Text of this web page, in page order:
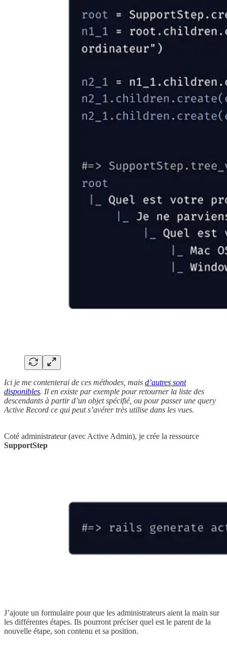
Ici je me contenterai de ces méthodes, mais d’autres sont
disponibles. Il en existe par exemple pour retourner la liste des
descendants à partir d’un objet spécifié, ou pour passer une query
Active Record ce qui peut s’avérer très utilise dans les vues.
Coté administrateur (avec Active Admin), je crée la ressource
SupportStep
J’ajoute un formulaire pour que les administrateurs aient la main sur
les différentes étapes. Ils pourront préciser quel est le parent de la
nouvelle étape, son contenu et sa position.